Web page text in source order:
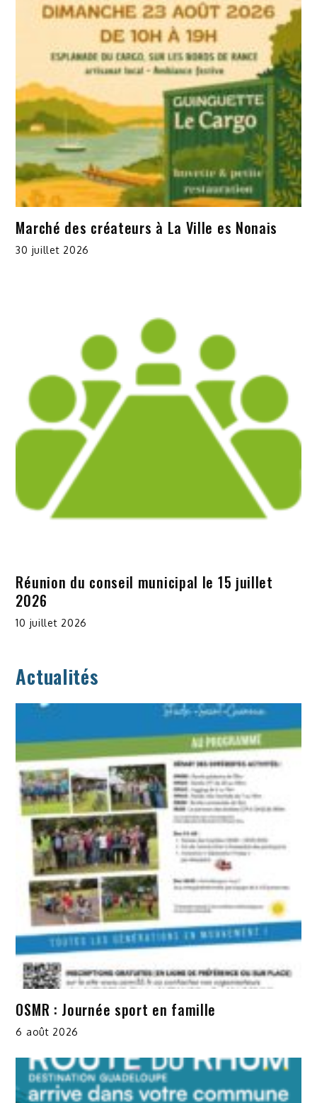
Marché des créateurs à La Ville es Nonais
30 juillet 2026
Réunion du conseil municipal le 15 juillet
2026
10 juillet 2026
Actualités
OSMR : Journée sport en famille
6 août 2026